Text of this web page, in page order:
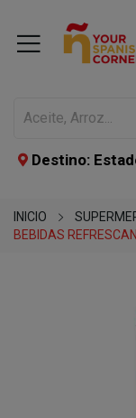
Destino:
INICIO
BEBIDAS